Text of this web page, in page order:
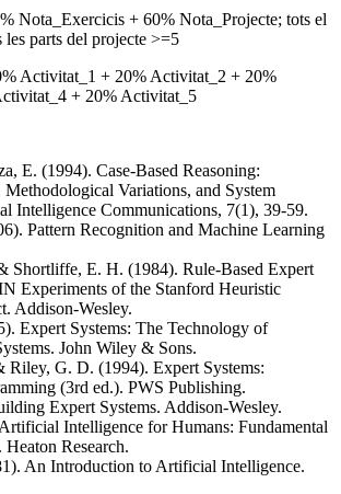
Nota_Exercicis + 60% Nota_Projecte; tots el
parts del projecte >=5
Activitat_1 + 20% Activitat_2 + 20%
+ 20% Activitat_5
E. (1994). Case-Based Reasoning:
Methodological Variations, and System
Intelligence Communications, 7(1), 39-59.
Pattern Recognition and Machine Learning
Shortliffe, E. H. (1984). Rule-Based Expert
Experiments of the Stanford Heuristic
Addison-Wesley.
Expert Systems: The Technology of
John Wiley & Sons.
Riley, G. D. (1994). Expert Systems:
(3rd ed.). PWS Publishing.
Expert Systems. Addison-Wesley.
Intelligence for Humans: Fundamental
Research.
An Introduction to Artificial Intelligence.